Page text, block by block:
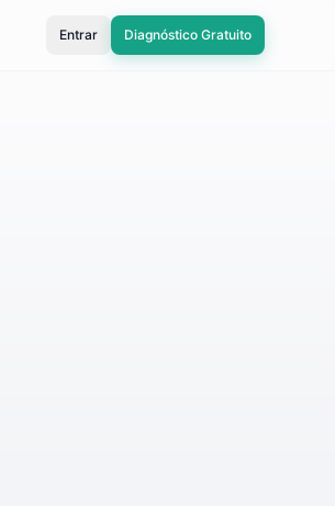
Entrar Diagnóstico Gratuito